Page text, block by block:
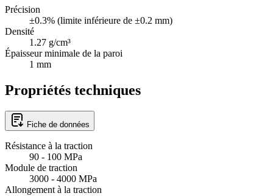
Précision
±0.3% (limite inférieure de ±0.2 mm)
Densité
1.27 g/cm³
Épaisseur minimale de la paroi
1 mm
Propriétés techniques
Fiche de données
Résistance à la traction
90 - 100 MPa
Module de traction
3000 - 4000 MPa
Allongement à la traction